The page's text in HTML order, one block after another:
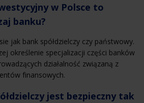
w Polsce to
banku?
jak bank spółdzielczy czy państwowy.
określenie specjalizacji części banków
działalność związaną z
finansowych.
jest bezpieczny tak